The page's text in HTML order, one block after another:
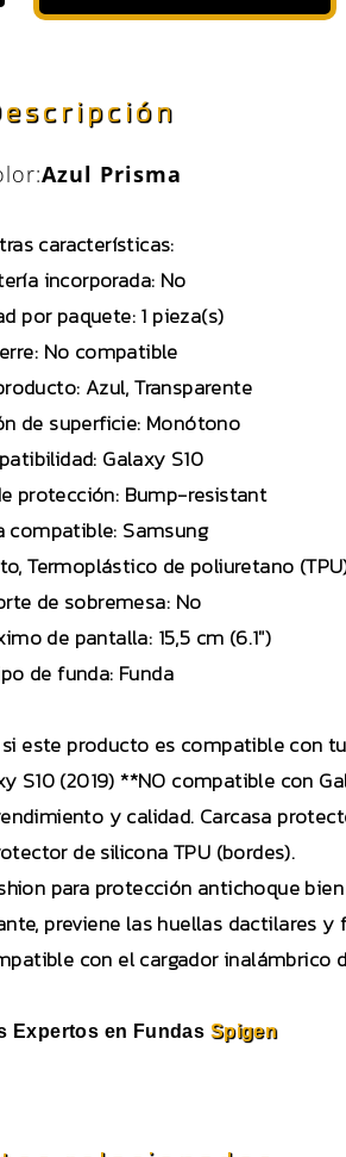
Azul Prisma
características:
incorporada: No
por paquete:1 pieza(s)
No compatible
Azul, Transparente
de superficie: Monótono
Galaxy S10
protección: Bump-resistant
compatible: Samsung
Termoplástico de poliuretano
de sobremesa: No
de pantalla: 15,5 cm (6.1″)
de funda: Funda
este producto es compatible con
S10 (2019) **NO compatible con
y calidad. Carcasa
de silicona TPU (bordes).
para protección antichoque
previene las huellas dactilares y
con el cargador inalámbrico
Expertos en Fundas Spigen